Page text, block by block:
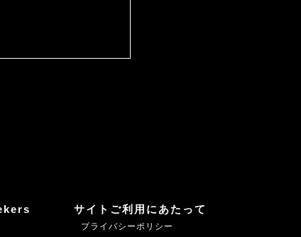
サイトご利用にあたって
プライバシーポリシー